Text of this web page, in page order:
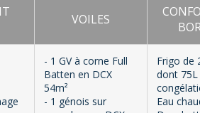
VOILES
- 1 GV à corne Full
Batten en DCX
54m²
- 1 génois sur
Frigo de
dont 75L
Eau